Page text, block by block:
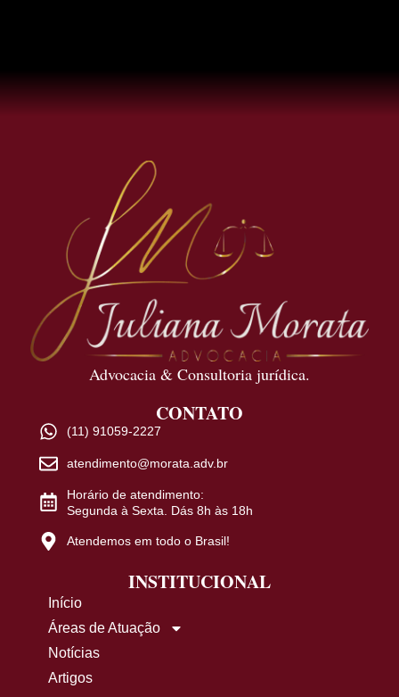
Advocacia & Consultoria jurídica.
CONTATO
(11) 91059-2227
atendimento@morata.adv.br
Horário de atendimento:
Segunda à Sexta. Dás 8h às 18h
Atendemos em todo o Brasil!
INSTITUCIONAL
Início
Áreas de Atuação
Notícias
Artigos